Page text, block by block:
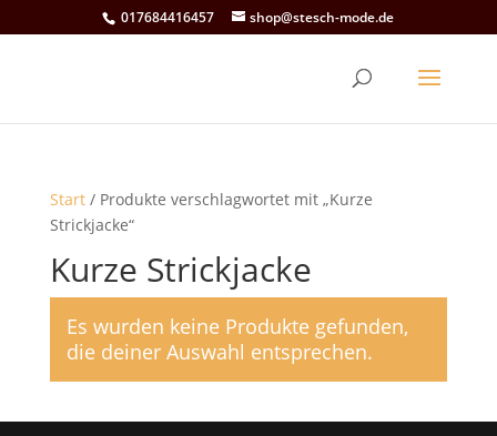
017684416457 shop@stesch-mode.de
Start/ Produkte verschlagwortet mit „Kurze
Strickjacke“
Kurze Strickjacke
Es wurden keine Produkte gefunden,
die deiner Auswahl entsprechen.